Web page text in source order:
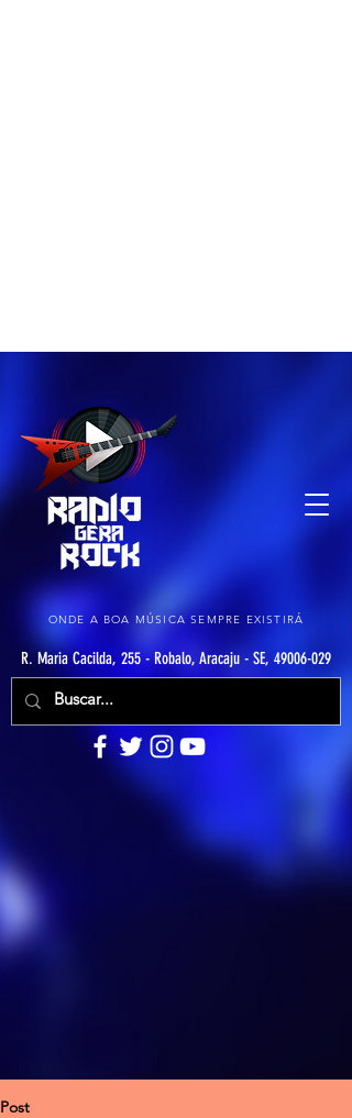
ONDE A BOA MÚSICA SEMPRE EXISTIRÁ
R. Maria Cacilda, 255 - Robalo, Aracaju - SE, 49006-029
Post